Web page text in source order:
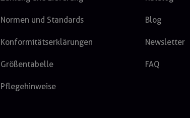
Normen und Standards
Konformitätserklärungen
Größentabelle
Pflegehinweise
Blog
Newsletter
FAQ